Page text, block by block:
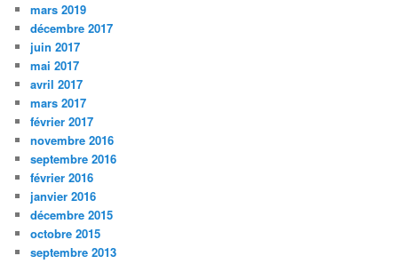
mars 2019
décembre 2017
juin 2017
mai 2017
avril 2017
mars 2017
février 2017
novembre 2016
septembre 2016
février 2016
janvier 2016
décembre 2015
octobre 2015
septembre 2013